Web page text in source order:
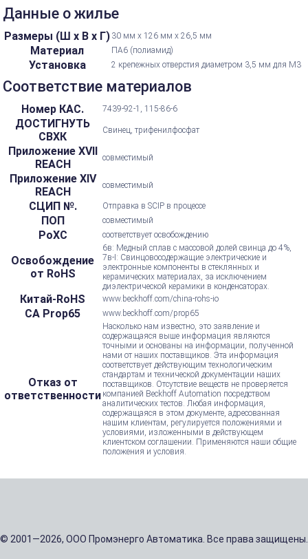
Данные о жилье
Размеры (Ш х В х Г) 30 мм х 126 мм х 26,5 мм
Материал ПА6 (полиамид)
Установка 2 крепежных отверстия диаметром 3,5 мм для M3
Соответствие материалов
Номер КАС. 7439-92-1, 115-86-6
ДОСТИГНУТЬ
СВХК
Свинец, трифенилфосфат
Приложение XVII
REACH
совместимый
Приложение XIV
REACH
совместимый
СЦИП №. Отправка в SCIP в процессе
ПОП совместимый
РоХС соответствует освобождению
Освобождение
от RoHS
6в: Медный сплав с массовой долей свинца до 4%,
7в-I: Свинцовосодержащие электрические и
электронные компоненты в стеклянных и
керамических материалах, за исключением
диэлектрической керамики в конденсаторах.
Китай-RoHS www.beckhoff.com/china-rohs-io
CA Prop65 www.beckhoff.com/prop65
Отказ от
ответственности
Насколько нам известно, это заявление и
содержащаяся выше информация являются
точными и основаны на информации, полученной
нами от наших поставщиков. Эта информация
соответствует действующим технологическим
стандартам и технической документации наших
поставщиков. Отсутствие веществ не проверяется
компанией Beckhoff Automation посредством
аналитических тестов. Любая информация,
содержащаяся в этом документе, адресованная
нашим клиентам, регулируется положениями и
условиями, изложенными в действующем
клиентском соглашении. Применяются наши общие
положения и условия.
© 2001—2026, ООО Промэнерго Автоматика. Все права защищены.